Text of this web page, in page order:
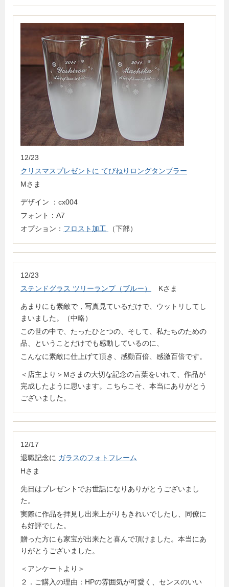
12/23
クリスマスプレゼントに てびねりロングタンブラー
Mさま
デザイン ：cx004
フォント：A7
オプション： フロスト加工 （下部）
12/23
ステンドグラス ツリーランプ（ブルー）
Kさま
あまりにも素敵で，写真見ているだけで、ウットリしてし
まいました。（中略）
この世の中で、たったひとつの、そして、私たちのための
品、ということだけでも感動しているのに、
こんなに素敵に仕上げて頂き、感動百倍、感激百倍です。
＜店主より＞Mさまの大切な記念の言葉をいれて、作品が
完成したように思います。こちらこそ、本当にありがとう
ございました。
12/17
退職記念に ガラスのフォトフレーム
Hさま
先日はプレゼントでお世話になりありがとうございまし
た。
実際に作品を拝見し出来上がりもきれいでしたし、同僚に
も好評でした。
贈った方にも家宝が出来たと喜んで頂けました。本当にあ
りがとうございました。
＜アンケートより＞
２．ご購入の理由：HPの雰囲気が可愛く、センスのいい